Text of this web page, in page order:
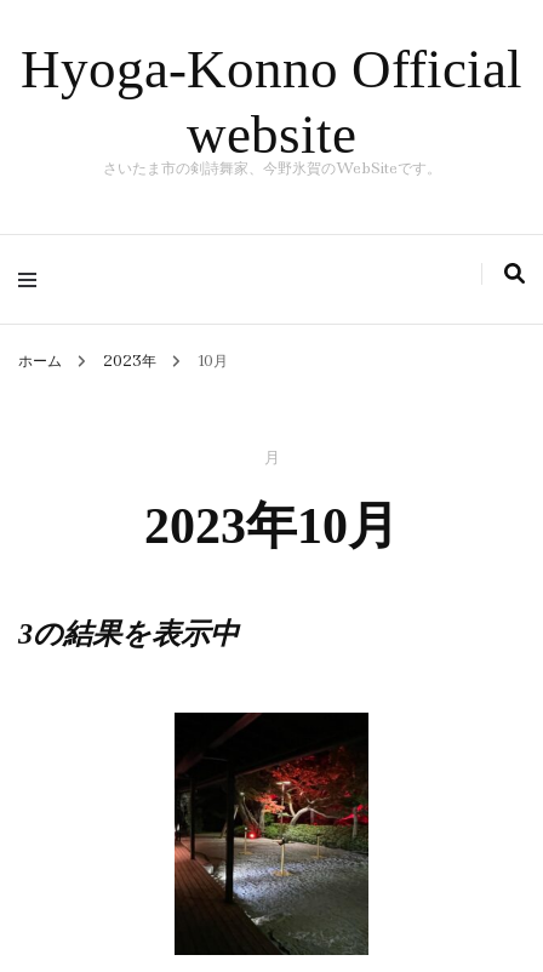
Hyoga-Konno Official
website
さいたま市の剣詩舞家、今野氷賀のWebSiteです。
ホーム 2023年 10月
月
2023年10月
3の結果を表示中